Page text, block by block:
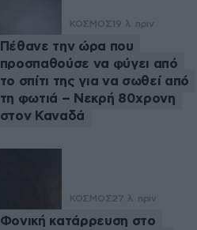
ΚΟΣΜΟΣ 19 λ. πριν
Πέθανε την ώρα που
προσπαθούσε να φύγει από
το σπίτι της για να σωθεί από
τη φωτιά – Νεκρή 80χρονη
στον Καναδά
ΚΟΣΜΟΣ27 λ. πριν
Φονική κατάρρευση στο